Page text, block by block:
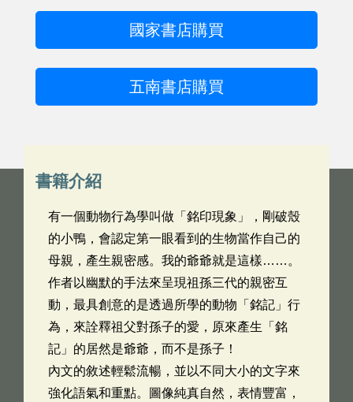
國家書店購買
五南書店購買
書籍介紹
有一個動物行為學叫做「銘印現象」，剛破殼
的小鴨，會認定第一眼看到的生物當作自己的
母親，產生親密感。我的爺爺就是這樣……。
作者以幽默的手法來呈現祖孫三代的親密互
動，最具創意的是透過所學的動物「銘記」行
為，來詮釋祖父對孫子的愛，原來產生「銘
記」的居然是爺爺，而不是孫子！
內文的敘述輕鬆流暢，並以不同大小的文字來
強化語氣和重點。圖像純真自然，表情豐富，